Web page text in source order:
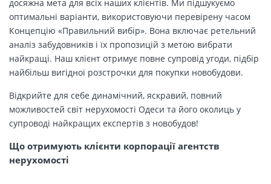
досяжна мета для всіх наших клієнтів. Ми підшукуємо
оптимальні варіанти, використовуючи перевірену часом
Концепцію «Правильний вибір». Вона включає ретельний
аналіз забудовників і їх пропозицій з метою вибрати
найкращі. Наш клієнт отримує повне супровід угоди, підбір
найбільш вигідної розстрочки для покупки новобудови.
Відкрийте для себе динамічний, яскравий, повний
можливостей світ нерухомості Одеси та його околиць у
супроводі найкращих експертів з новобудов!
Що отримують клієнти корпорації агентств
нерухомості